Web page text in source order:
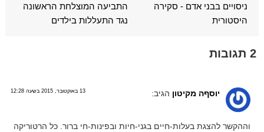
ניסויים בבני אדם - סקירה
היסטורית
התביעה המוצלחת הראשונה
נגד התעללות בילדים
2 תגובות
יוסףה מקיטון הגיב: 13 באוקטובר, 2015 בשעה 12:28
וההקשר להצגת בעלות-חיים בגני-חיות ובפינות-חי ברור. כל הרטוריקה